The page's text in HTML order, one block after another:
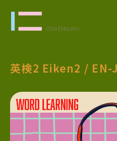
英検2 Eiken2 / EN-